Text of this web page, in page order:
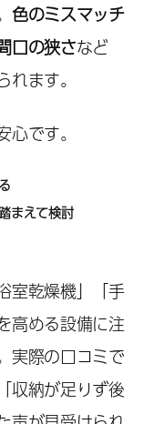
色のミスマッチ
口の狭さなど
ます。
です。
まえて検討
室乾燥機」「手
高める設備に注
実際の口コミで
収納が足りず後